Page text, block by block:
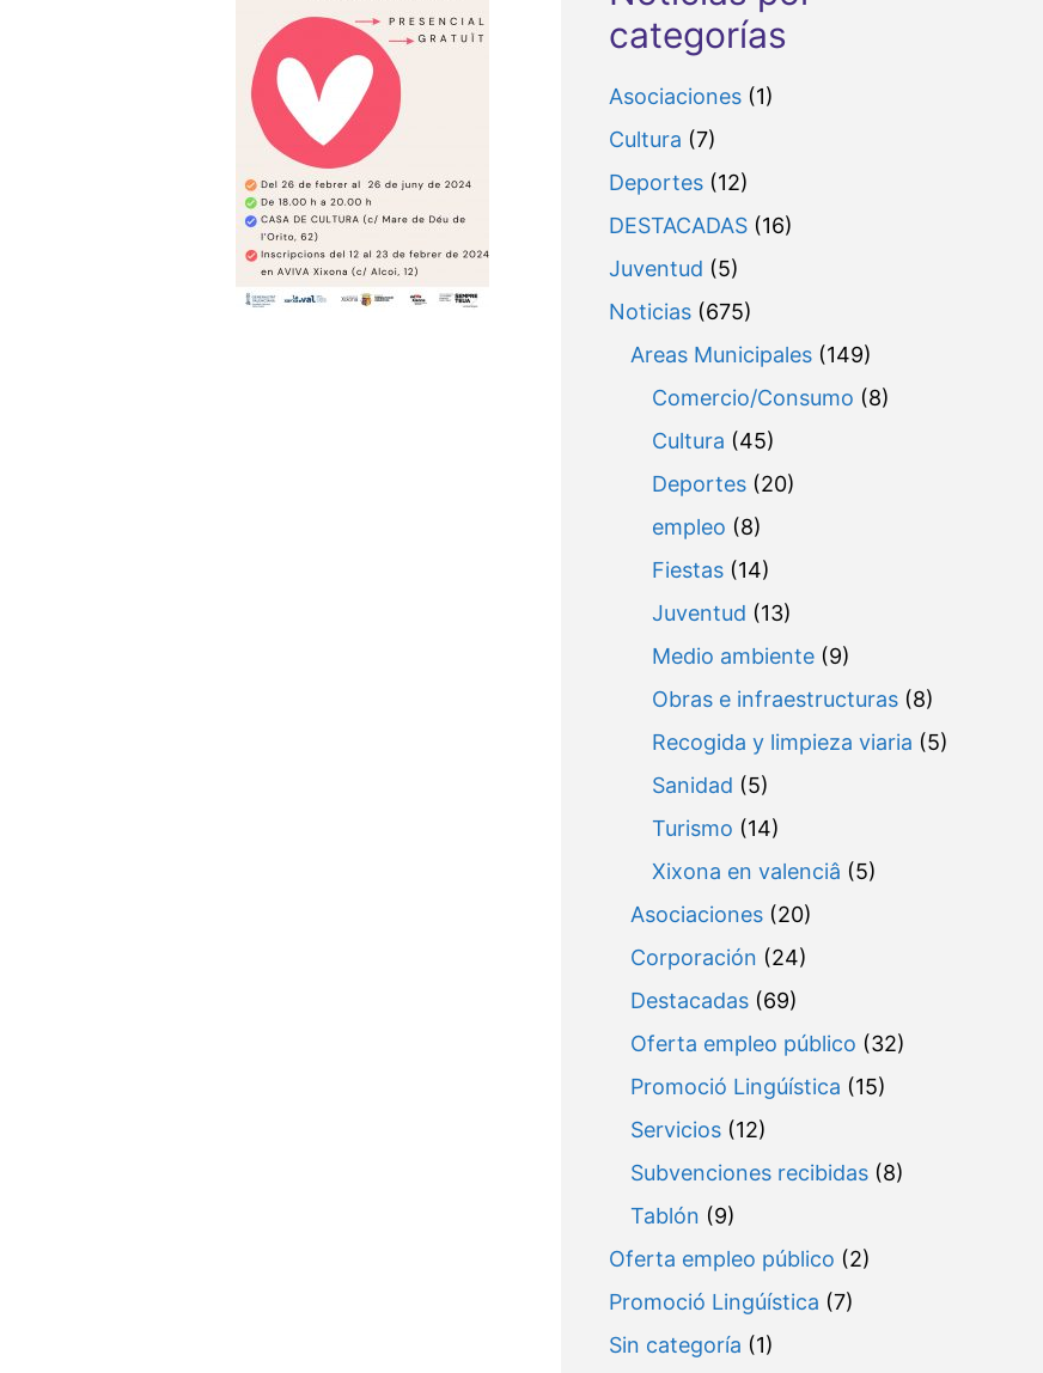
categorías
Asociaciones(1)
Cultura (7)
Deportes(12)
DESTACADAS(16)
Juventud (5)
Noticias(675)
Areas Municipales(149)
Comercio/Consumo (8)
Cultura (45)
Deportes(20)
empleo (8)
Fiestas(14)
Juventud (13)
Medio ambiente(9)
Obras e infraestructuras(8)
Recogida y limpieza viaria (5)
Sanidad (5)
Turismo (14)
Xixona en valenciâ (5)
Asociaciones(20)
Corporación (24)
Destacadas(69)
Oferta empleo público (32)
Promoció Lingúística (15)
Servicios(12)
Subvenciones recibidas(8)
Tablón (9)
Oferta empleo público (2)
Promoció Lingúística (7)
Sin categoría (1)